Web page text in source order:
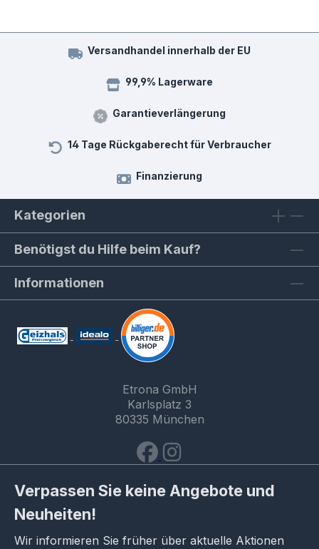
Versandhandel innerhalb der EU
99,9% Lagerware
Garantieverlängerung
14 Tage Rückgaberecht für Verbraucher
Finanzierung
Kategorien
Benötigst du Hilfe beim Kauf?
Informationen
Etrona GmbH
Karlsplatz 3
80335 München
Verpassen Sie keine Angebote und
Neuheiten!
Wir informieren Sie früher über aktuelle Aktionen